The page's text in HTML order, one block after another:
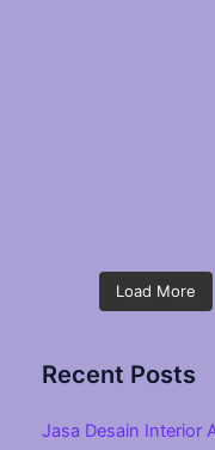
Load More
Recent Posts
Jasa Desain Interior